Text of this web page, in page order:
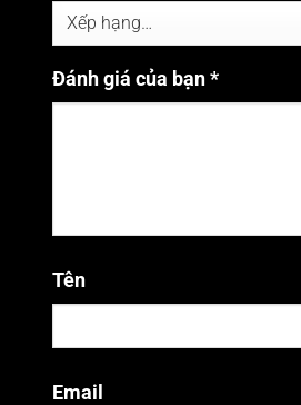
Đánh giá của bạn *
Tên
Email